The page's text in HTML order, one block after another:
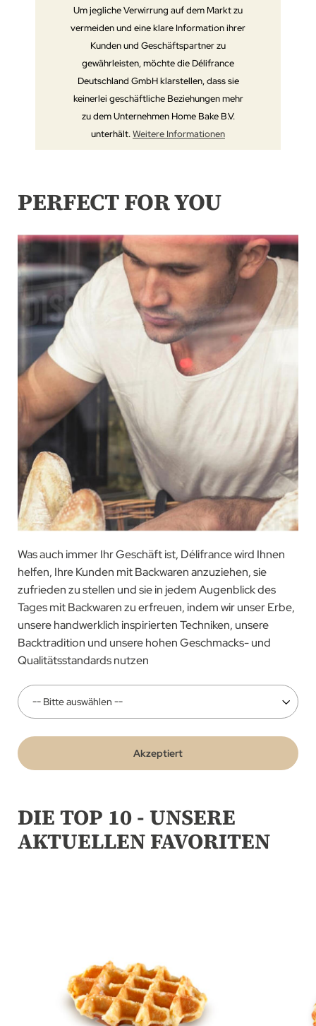
Um jegliche Verwirrung auf dem Markt zu
vermeiden und eine klare Information ihrer
Kunden und Geschäftspartner zu
gewährleisten, möchte die Délifrance
Deutschland GmbH klarstellen, dass sie
keinerlei geschäftliche Beziehungen mehr
zu dem Unternehmen Home Bake B.V.
unterhält. Weitere Informationen
PERFECT FOR YOU
Was auch immer Ihr Geschäft ist, Délifrance wird Ihnen
helfen, Ihre Kunden mit Backwaren anzuziehen, sie
zufrieden zu stellen und sie in jedem Augenblick des
Tages mit Backwaren zu erfreuen, indem wir unser Erbe,
unsere handwerklich inspirierten Techniken, unsere
Backtradition und unsere hohen Geschmacks- und
Qualitätsstandards nutzen
Akzeptiert
DIE TOP 10 - UNSERE
AKTUELLEN FAVORITEN